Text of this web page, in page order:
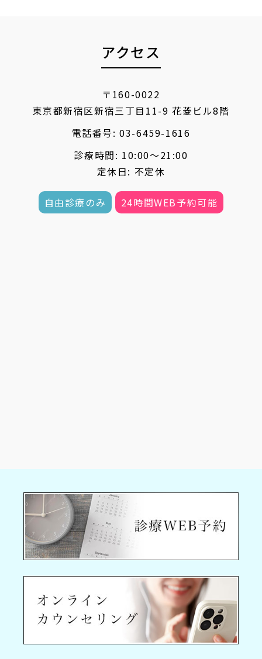
アクセス
〒160-0022
東京都新宿区新宿三丁目11-9 花菱ビル8階
電話番号:03-6459-1616
診療時間: 10:00〜21:00
定休日: 不定休
自由診療のみ 24時間WEB予約可能